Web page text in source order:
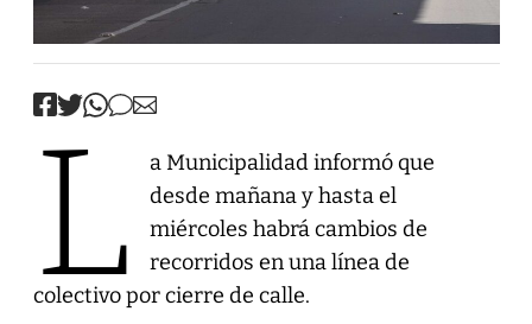
L
a Municipalidad informó que
desde mañana y hasta el
miércoles habrá cambios de
recorridos en una línea de
colectivo por cierre de calle.